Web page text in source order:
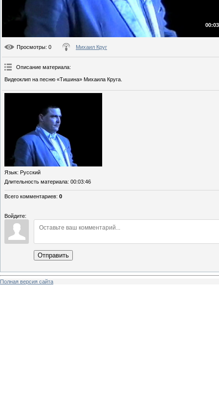
Просмотры: 0 Михаил Круг
Описание материала:
Видеоклип на песню «Тишина» Михаила Круга.
Язык: Русский
Длительность материала: 00:03:46
Всего комментариев: 0
Войдите:
Отправить
Полная версия сайта